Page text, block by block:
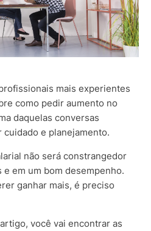
mais experientes
como pedir aumento no
daquelas conversas
e planejamento.
não será constrangedor
em um bom desempenho.
ganhar mais, é preciso
você vai encontrar as